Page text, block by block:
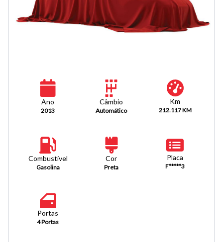
Ano
2013
Câmbio
Automático
Km
212.117 KM
Combustível
Gasolina
Cor
Preta
Placa
F*****3
Portas
4 Portas